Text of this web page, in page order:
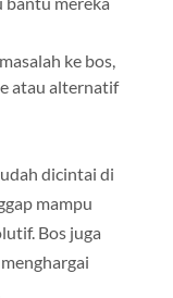
ke bos,
atau alternatif
dicintai di
mampu
Bos juga